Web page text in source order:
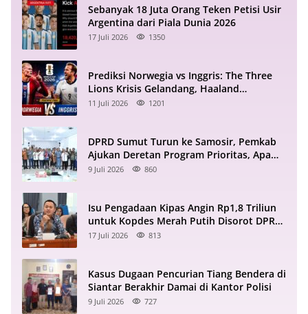
Sebanyak 18 Juta Orang Teken Petisi Usir
Argentina dari Piala Dunia 2026
17 Juli 2026 1350
Prediksi Norwegia vs Inggris: The Three
Lions Krisis Gelandang, Haaland
Mengintai
11 Juli 2026 1201
DPRD Sumut Turun ke Samosir, Pemkab
Ajukan Deretan Program Prioritas, Apa
Saja?
9 Juli 2026 860
Isu Pengadaan Kipas Angin Rp1,8 Triliun
untuk Kopdes Merah Putih Disorot DPR
RI
17 Juli 2026 813
Kasus Dugaan Pencurian Tiang Bendera di
Siantar Berakhir Damai di Kantor Polisi
9 Juli 2026 727